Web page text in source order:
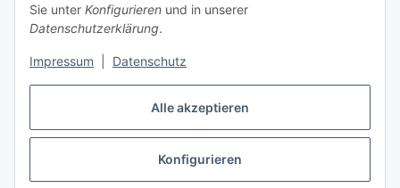
Alle akzeptieren
Konfigurieren
Sie unter Konfigurieren und in unserer
Datenschutzerklärung.
Impressum Datenschutz
Gesetzliche Informationen
Vertrag widerrufen